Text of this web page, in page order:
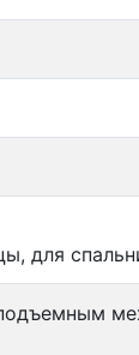
для